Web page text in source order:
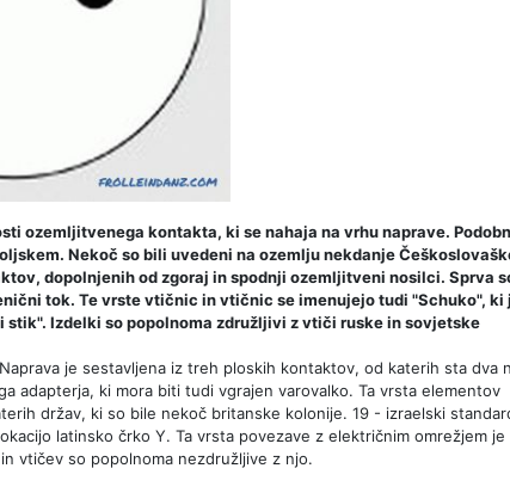
ozemljitvenega kontakta, ki se nahaja na vrhu naprave.
Nekoč so bili uvedeni na ozemlju nekdanje
dopolnjenih od zgoraj in spodnji ozemljitveni nosilci. Sprva
tok. Te vrste vtičnic in vtičnic se imenujejo tudi "Schuko", ki
Izdelki so popolnoma združljivi z vtiči ruske in sovjetske
je sestavljena iz treh ploskih kontaktov, od katerih sta dva
adapterja, ki mora biti tudi vgrajen varovalko. Ta vrsta elementov
držav, ki so bile nekoč britanske kolonije. 19 - izraelski
latinsko črko Y. Ta vrsta povezave z električnim omrežjem je
vtičev so popolnoma nezdružljive z njo.